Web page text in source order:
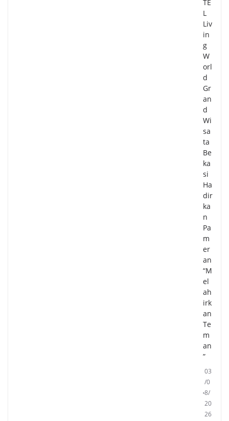
TE
L
Liv
in
g
W
orl
d
Gr
an
d
Wi
sa
ta
Be
ka
si
Ha
dir
ka
n
Pa
m
er
an
“M
el
ah
irk
an
Te
m
an
”
03
/0
8/
20
26